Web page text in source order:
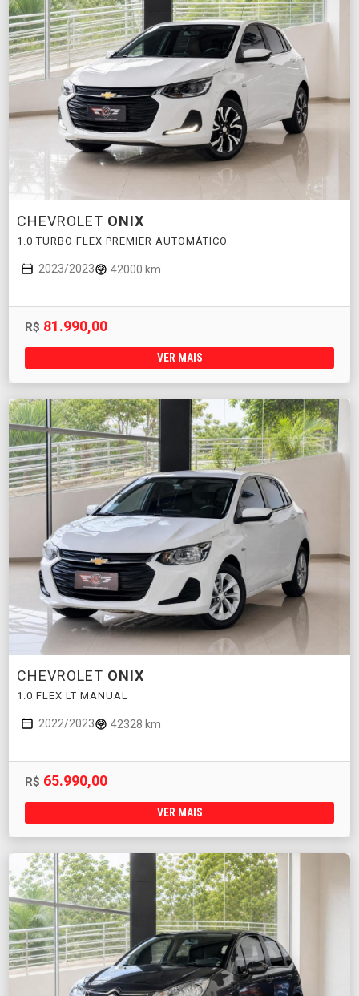
CHEVROLET ONIX
1.0 TURBO FLEX PREMIER AUTOMÁTICO
2023/2023 42000 km
R$ 81.990,00
VER MAIS
CHEVROLET ONIX
1.0 FLEX LT MANUAL
2022/2023 42328 km
R$ 65.990,00
VER MAIS